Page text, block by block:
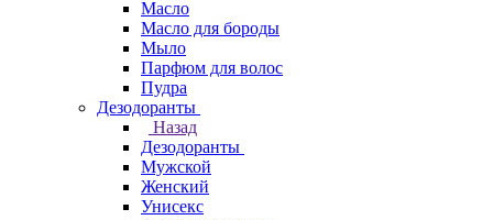
Масло
Масло для бороды
Мыло
Парфюм для волос
Пудра
Дезодоранты
Назад
Дезодоранты
Мужской
Женский
Унисекс